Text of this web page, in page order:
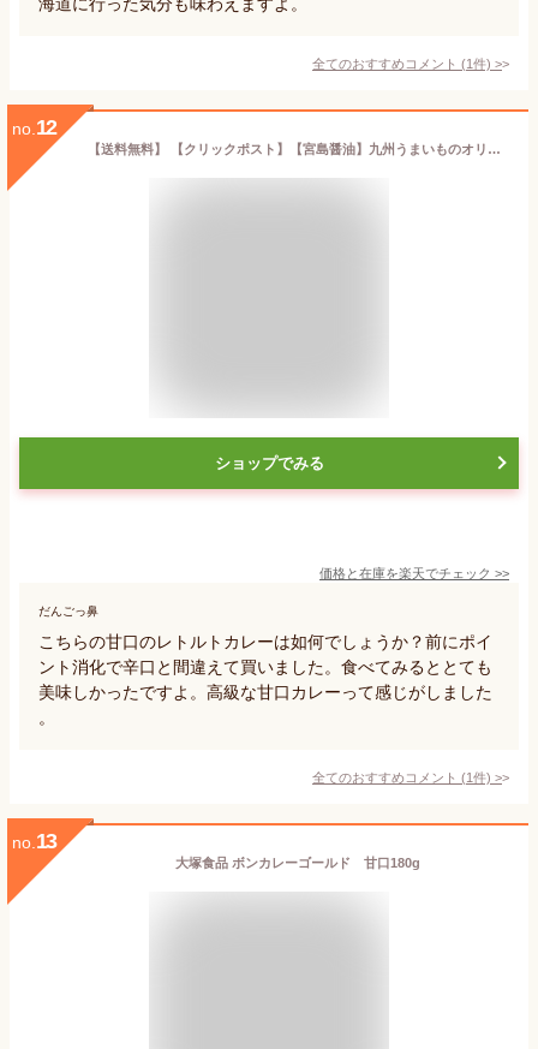
全てのおすすめコメント (1件) >
no. 12
【送料無料】 【クリックポスト】【宮島醤油】九州うまいものオリジナルブレンドビーフカレー甘口3個セット【賞味期限2022.6.8】宮島醤油 老舗の味 業務用 消費税込み
ショップでみる
価格と在庫を楽天でチェック >>
だんごっ鼻
こちらの甘口のレトルトカレーは如何でしょうか？前にポイ
ント消化で辛口と間違えて買いました。食べてみるととても
美味しかったですよ。高級な甘口カレーって感じがしました
。
全てのおすすめコメント (1件) >
no. 13
大塚食品 ボンカレーゴールド 甘口180g